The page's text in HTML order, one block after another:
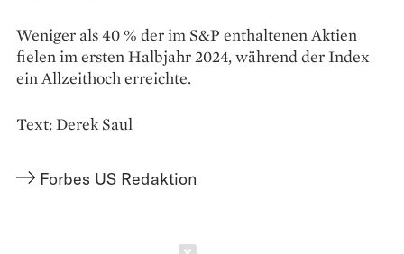
Weniger als 40 % der im S&P enthaltenen Aktien
fielen im ersten Halbjahr 2024, während der Index
ein Allzeithoch erreichte.
Text: Derek Saul
Forbes US Redaktion